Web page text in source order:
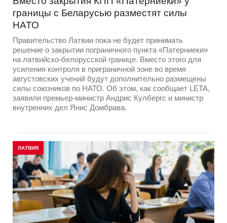
границы с Беларусью разместят силы
НАТО
Правительство Латвии пока не будет принимать
решение о закрытии пограничного пункта «Патерниеки»
на латвийско-белорусской границе. Вместо этого для
усиления контроля в приграничной зоне во время
августовских учений будут дополнительно размещены
силы союзников по НАТО. Об этом, как сообщает LETA,
заявили премьер-министр Андрис Кулбергс и министр
внутренних дел Янис Домбрава.
ЛАТВИЯ